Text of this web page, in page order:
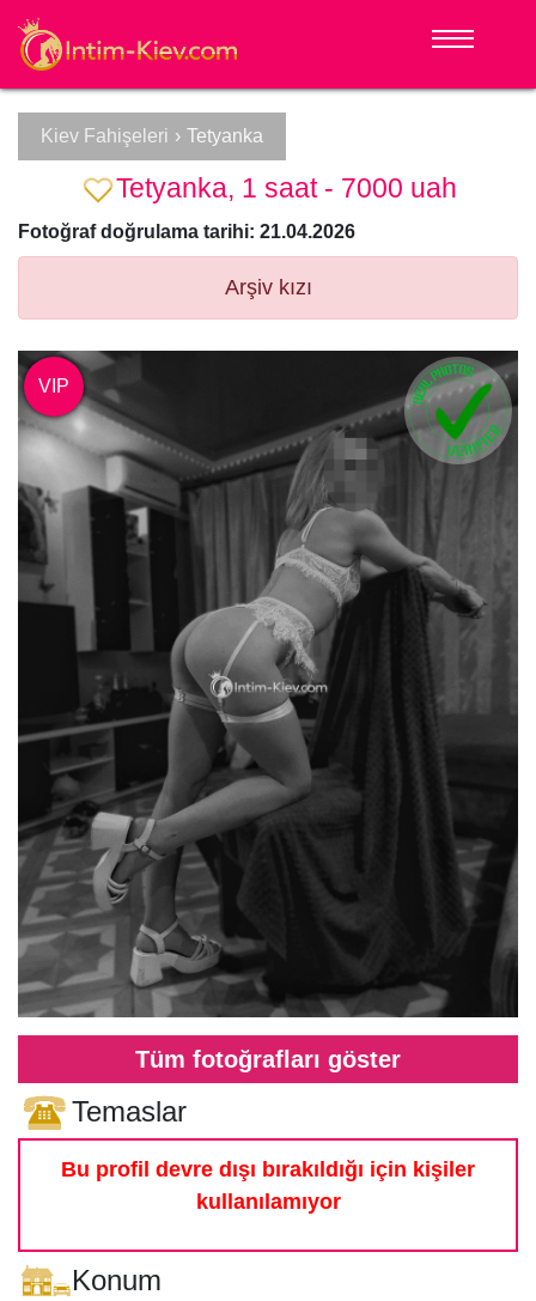
Kiev Fahişeleri › Tetyanka
Tetyanka, 1 saat - 7000 uah
Fotoğraf doğrulama tarihi: 21.04.2026
Arşiv kızı
Tüm fotoğrafları göster
VIP
Temaslar
Bu profil devre dışı bırakıldığı için kişiler
kullanılamıyor
Konum